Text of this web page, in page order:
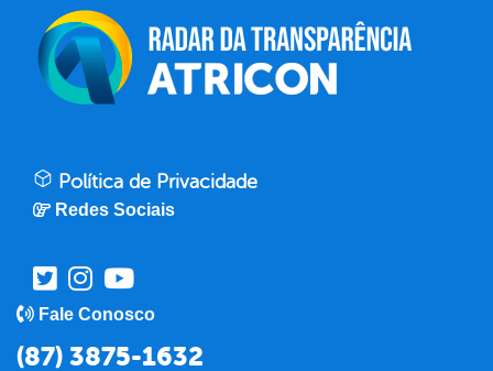
Política de Privacidade
Redes Sociais
Fale Conosco
(87) 3875-1632